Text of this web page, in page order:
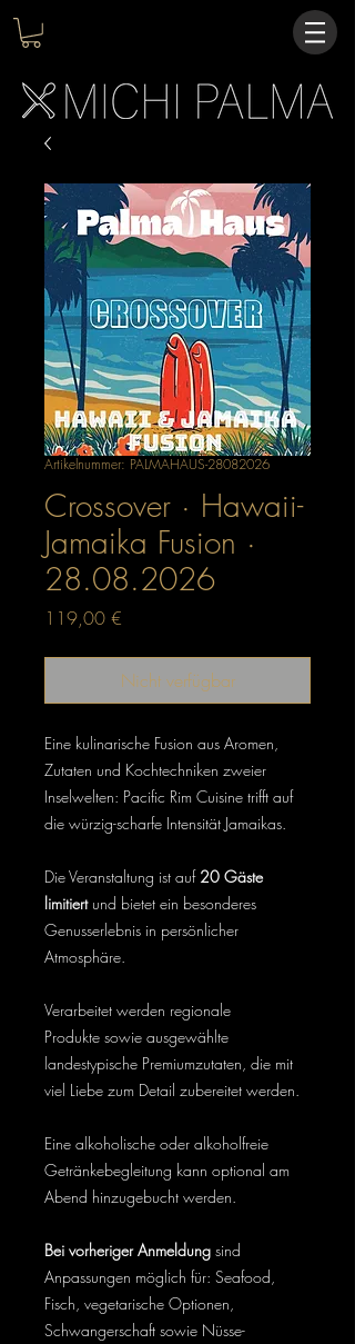
Artikelnummer: PALMAHAUS-28082026
Crossover · Hawaii-
Jamaika Fusion ·
28.08.2026
119,00 €
Nicht verfügbar
Eine kulinarische Fusion aus Aromen,
Zutaten und Kochtechniken zweier
Inselwelten: Pacific Rim Cuisine trifft auf
die würzig-scharfe Intensität Jamaikas.
Die Veranstaltung ist auf 20 Gäste
limitiert und bietet ein besonderes
Genusserlebnis in persönlicher
Atmosphäre.
Verarbeitet werden regionale
Produkte sowie ausgewählte
landestypische Premiumzutaten, die mit
viel Liebe zum Detail zubereitet werden.
Eine alkoholische oder alkoholfreie
Getränkebegleitung kann optional am
Abend hinzugebucht werden.
Bei vorheriger Anmeldung sind
Anpassungen möglich für: Seafood,
Fisch, vegetarische Optionen,
Schwangerschaft sowie Nüsse-